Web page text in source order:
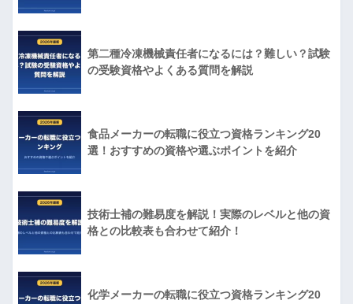
第二種冷凍機械責任者になるには？難しい？試験
の受験資格やよくある質問を解説
食品メーカーの転職に役立つ資格ランキング20
選！おすすめの資格や選ぶポイントを紹介
技術士補の難易度を解説！実際のレベルと他の資
格との比較表も合わせて紹介！
化学メーカーの転職に役立つ資格ランキング20